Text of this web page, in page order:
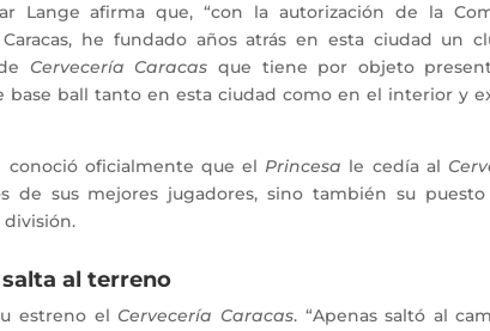
Lange afirma que, “con la autorización de la
he fundado años atrás en esta ciudad un
Cervecería Caracas que tiene por objeto
base ball tanto en esta ciudad como en el interior y
conoció oficialmente que elPrincesa le cedía al
de sus mejores jugadores, sino también su
al terreno
estreno el Cervecería Caracas. “Apenas saltó al